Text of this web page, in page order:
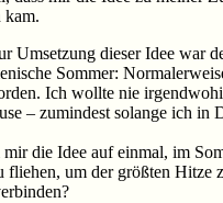
kam.
Umsetzung dieser Idee war
Sommer:
Ich wollte nie
– zumindest solange ich in
die Idee auf einmal, im
fliehen, um der größten Hitze